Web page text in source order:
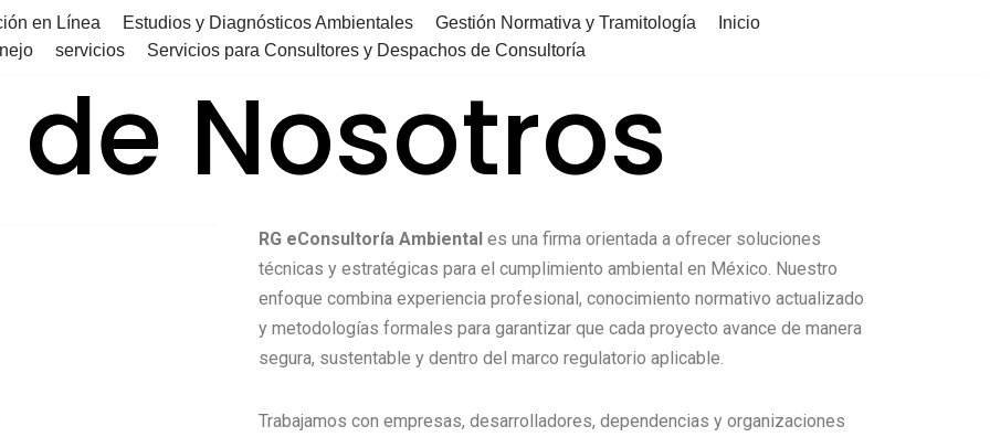
en Línea Estudios y Diagnósticos Ambientales Gestión Normativa y Tramitología
Inicio
servicios Servicios para Consultores y Despachos de Consultoría
Nosotros
RG eConsultoría Ambiental es una firma orientada a ofrecer soluciones
técnicas y estratégicas para el cumplimiento ambiental en México. Nuestro
enfoque combina experiencia profesional, conocimiento normativo actualizado
y metodologías formales para garantizar que cada proyecto avance de manera
segura, sustentable y dentro del marco regulatorio aplicable.
Trabajamos con empresas, desarrolladores, dependencias y organizaciones